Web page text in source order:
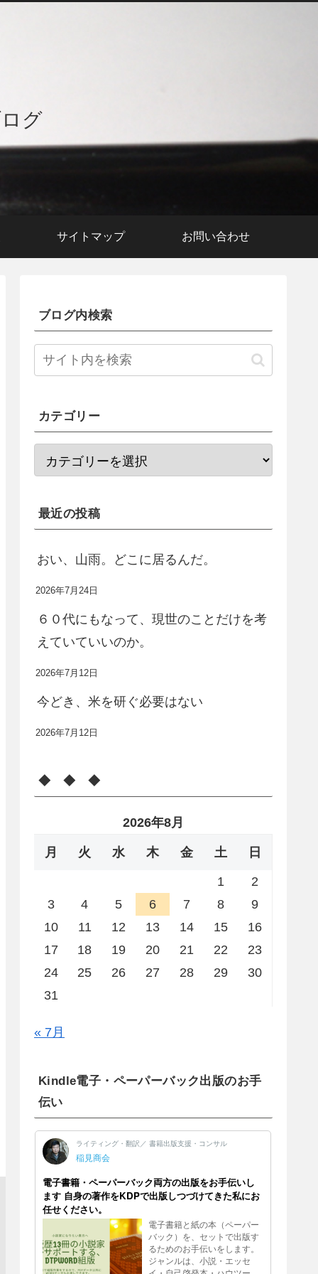
グ
サイトマップ お問い合わせ
ブログ内検索
カテゴリー
最近の投稿
おい、山雨。どこに居るんだ。
2026年7月24日
６０代にもなって、現世のことだけを考
えていていいのか。
2026年7月12日
今どき、米を研ぐ必要はない
2026年7月12日
◆ ◆ ◆
2026年8月
月 火 水 木 金 土 日
1
2
3
4 5 6 7 8
9
10
11 12 13 14 15
16
17
18 19 20 21 22
23
24
25 26 27 28 29
30
31
« 7月
Kindle電子・ペーパーバック出版のお手
伝い